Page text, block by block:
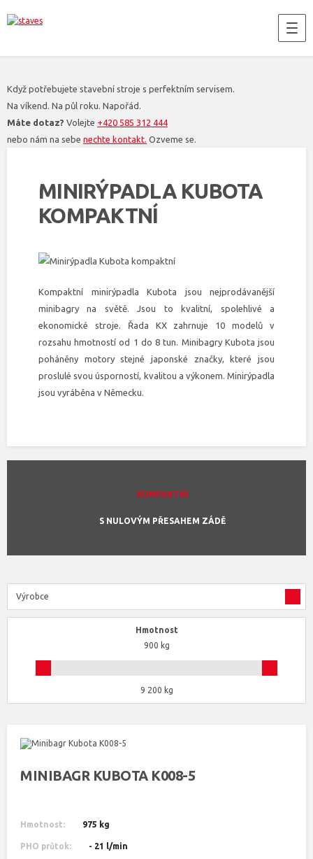
Když potřebujete stavební stroje s perfektním servisem.
Na víkend. Na půl roku. Napořád.
Máte dotaz? Volejte +420 585 312 444
nebo nám na sebe nechte kontakt. Ozveme se.
MINIRÝPADLA KUBOTA
KOMPAKTNÍ
Kompaktní minirýpadla Kubota jsou nejprodávanější
minibagry na světě. Jsou to kvalitní, spolehlivé a
ekonomické stroje. Řada KX zahrnuje 10 modelů v
rozsahu hmotností od 1 do 8 tun. Minibagry Kubota jsou
poháněny motory stejné japonské značky, které jsou
proslulé svou úsporností, kvalitou a výkonem. Minirýpadla
jsou vyráběna v Německu.
KOMPAKTNÍ
S NULOVÝM PŘESAHEM ZÁDĚ
Výrobce
Hmotnost
900 kg
9 200 kg
MINIBAGR KUBOTA K008-5
Hmotnost: 975 kg
PHO průtok: - 21 l/min